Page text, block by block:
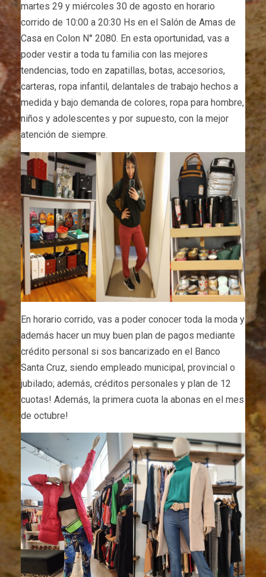
martes 29 y miércoles 30 de agosto en horario
corrido de 10:00 a 20:30 Hs en el Salón de Amas de
Casa en Colon N° 2080. En esta oportunidad, vas a
poder vestir a toda tu familia con las mejores
tendencias, todo en zapatillas, botas, accesorios,
carteras, ropa infantil, delantales de trabajo hechos a
medida y bajo demanda de colores, ropa para hombre,
niños y adolescentes y por supuesto, con la mejor
atención de siempre.
En horario corrido, vas a poder conocer toda la moda y
además hacer un muy buen plan de pagos mediante
crédito personal si sos bancarizado en el Banco
Santa Cruz, siendo empleado municipal, provincial o
jubilado; además, créditos personales y plan de 12
cuotas! Además, la primera cuota la abonas en el mes
de octubre!